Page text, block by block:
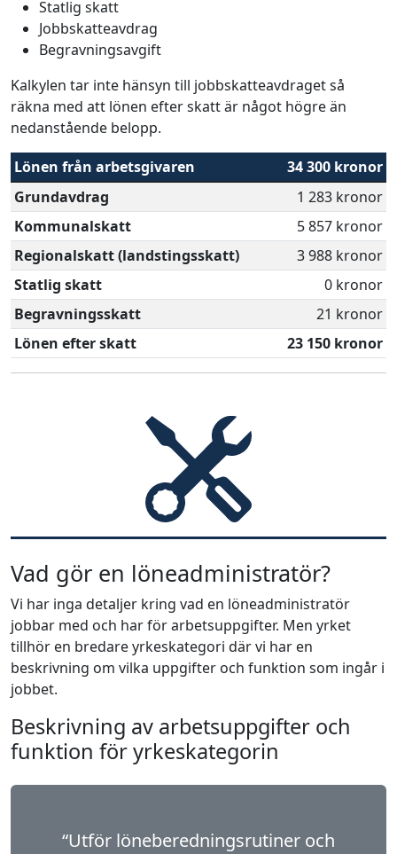
Statlig skatt
Jobbskatteavdrag
Begravningsavgift
Kalkylen tar inte hänsyn till jobbskatteavdraget så
räkna med att lönen efter skatt är något högre än
nedanstående belopp.
Lönen från arbetsgivaren
34 300 kronor
Grundavdrag
1 283 kronor
Kommunalskatt
5 857 kronor
Regionalskatt (landstingsskatt)
3 988 kronor
Statlig skatt
0 kronor
Begravningsskatt
21 kronor
Lönen efter skatt
23 150 kronor
Vad gör en löneadministratör?
Vi har inga detaljer kring vad en löneadministratör
jobbar med och har för arbetsuppgifter. Men yrket
tillhör en bredare yrkeskategori där vi har en
beskrivning om vilka uppgifter och funktion som ingår i
jobbet.
Beskrivning av arbetsuppgifter och
funktion för yrkeskategorin
“Utför löneberedningsrutiner och